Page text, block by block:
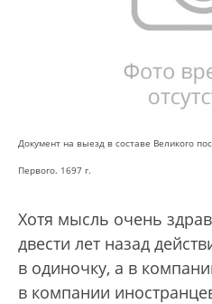
Документ на выезд в составе Великого
Первого. 1697 г.
Хотя мысль очень
двести лет назад
в одиночку, а в
в компании